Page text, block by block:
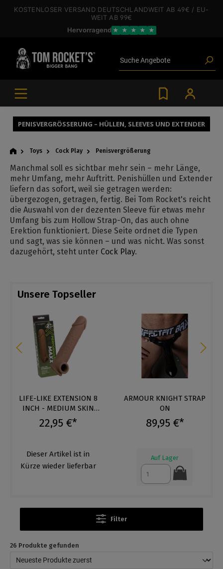
springen
KOSTENLOSER VERSANDDEUTSCHLANDWEIT AB 49€ / EU-
WEIT AB 99€
Hervorragend ★ ★ ★ ★ ★
PENISVERGRÖSSERUNG – HÜLLEN, SLEEVES UND EXTENDER
Toys Cock Play Penisvergrößerung
Manchmal soll es sichtbar mehr sein – mehr Länge,
mehr Umfang, mehr Auftritt. Penishüllen und Extender
liefern das sofort, weil sie getragen werden:
übergezogen, getragen, fertig. Bei Tom Rocket's reicht
die Auswahl von der dezenten Sleeve für etwas mehr
Umfang bis zum Hollow Strap-On, das auch ohne
Erektion funktioniert. Diese Seite ordnet die Typen
und sagt, was sie können – und was nicht. Was sonst
dazugehört, steht unter Cock Play.
Unsere Topseller
ARMOUR KNIGHT STRAP
ON
89,95 €*
Auf Lager
ADMIRAL WAVE
EXTENSION
19,95 €*
Auf Lager
Filter
26 Produkte gefunden
SucheAngebote
Blogartikel
Gleitgel
BDSM-Gear
Poppers